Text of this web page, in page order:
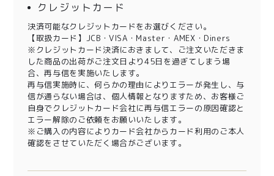
クレジットカード
決済可能なクレジットカードをお選びください。
【取扱カード】JCB・VISA・Master・AMEX・Diners
※クレジットカード決済におきまして、ご注文いただきま
した商品の出荷がご注文日より45日を過ぎてしまう場
合、再与信を実施いたします。
再与信実施時に、何らかの理由によりエラーが発生し、与
信が通らない場合は、個人情報となりますため、お客様ご
自身でクレジットカード会社に再与信エラーの原因確認と
エラー解除のご依頼をお願いいたします。
※ご購入の内容によりカード会社からカード利用のご本人
確認をさせていただく場合がございます。